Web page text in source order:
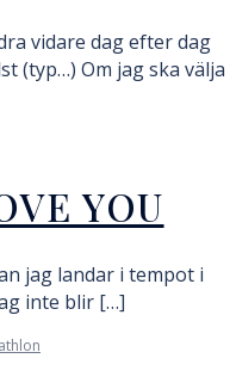
vidare dag efter dag
(typ…) Om jag ska välja
YOU
jag landar i tempot i
inte blir […]